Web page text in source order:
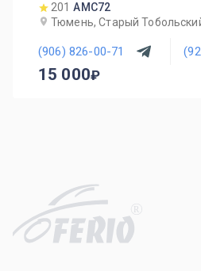
201 AMC72
Тюмень, Старый
(906) 826-00-71
15 000
R